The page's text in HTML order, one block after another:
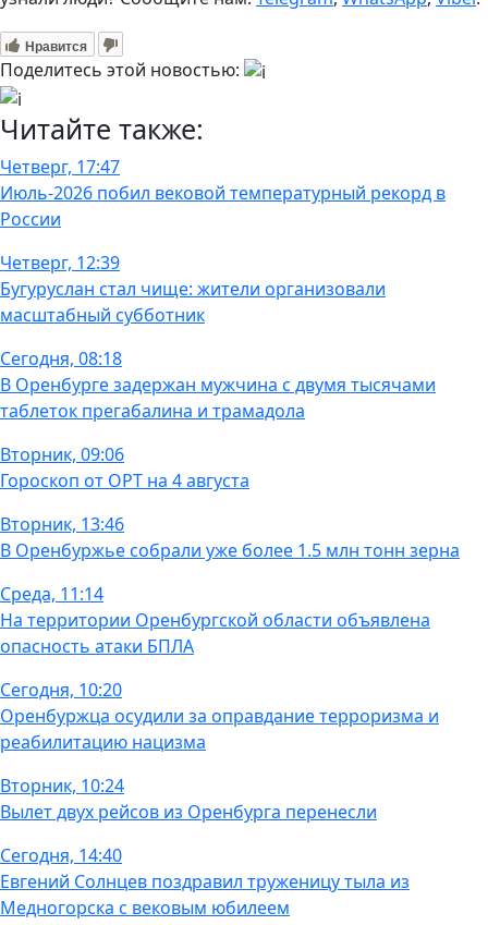
Нравится
Поделитесь этой новостью:
Читайте также:
Четверг, 17:47
Июль-2026 побил вековой температурный рекорд в
России
Четверг, 12:39
Бугуруслан стал чище: жители организовали
масштабный субботник
Сегодня, 08:18
В Оренбурге задержан мужчина с двумя тысячами
таблеток прегабалина и трамадола
Вторник, 09:06
Гороскоп от ОРТ на 4 августа
Вторник, 13:46
В Оренбуржье собрали уже более 1.5 млн тонн зерна
Среда, 11:14
На территории Оренбургской области объявлена
опасность атаки БПЛА
Сегодня, 10:20
Оренбуржца осудили за оправдание терроризма и
реабилитацию нацизма
Вторник, 10:24
Вылет двух рейсов из Оренбурга перенесли
Сегодня, 14:40
Евгений Солнцев поздравил труженицу тыла из
Медногорска с вековым юбилеем